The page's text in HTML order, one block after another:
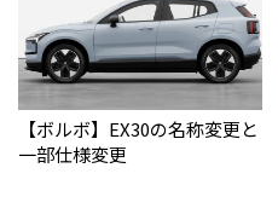
【ボルボ】EX30の名称変更と
一部仕様変更